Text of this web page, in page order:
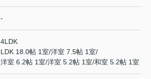
-
4LDK
LDK 18.0帖 1室/洋室 7.5帖 1室/
洋室 6.2帖 1室/洋室 5.2帖 1室/和室 5.2帖 1室